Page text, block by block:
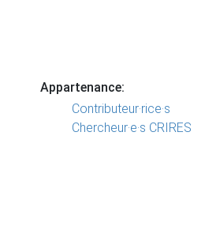
Appartenance:
Contributeur·rice·s
Chercheur·e·s CRIRES